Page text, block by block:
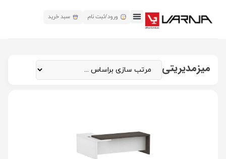
ورود/ثبت نام سبد خرید
میزمدیریتی